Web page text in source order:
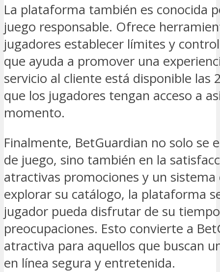
La plataforma también es conocida
juego responsable. Ofrece
jugadores establecer límites y
que ayuda a promover una
servicio al cliente está disponible las
que los jugadores tengan acceso a
momento.
Finalmente, BetGuardian no solo se
de juego, sino también en la
atractivas promociones y un
explorar su catálogo, la plataforma
jugador pueda disfrutar de su
preocupaciones. Esto convierte a
atractiva para aquellos que buscan
en línea segura y entretenida.